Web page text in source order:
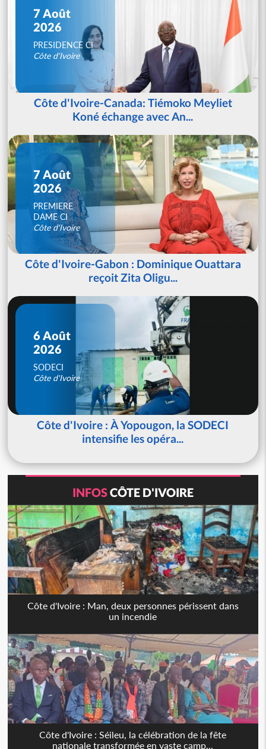
7 Août
2026
PRESIDENCE CI
Côte d'Ivoire
Côte d'Ivoire-Canada: Tiémoko Meyliet
Koné échange avec An...
7 Août
2026
PREMIERE
DAME CI
Côte d'Ivoire
Côte d'Ivoire-Gabon : Dominique Ouattara
reçoit Zita Oligu...
6 Août
2026
SODECI
Côte d'Ivoire
Côte d'Ivoire : À Yopougon, la SODECI
intensifie les opéra...
INFOSCÔTE D'IVOIRE
Côte d'Ivoire : Man, deux personnes périssent dans
un incendie
Côte d'Ivoire : Séileu, la célébration de la fête
nationale transformée en vaste camp...